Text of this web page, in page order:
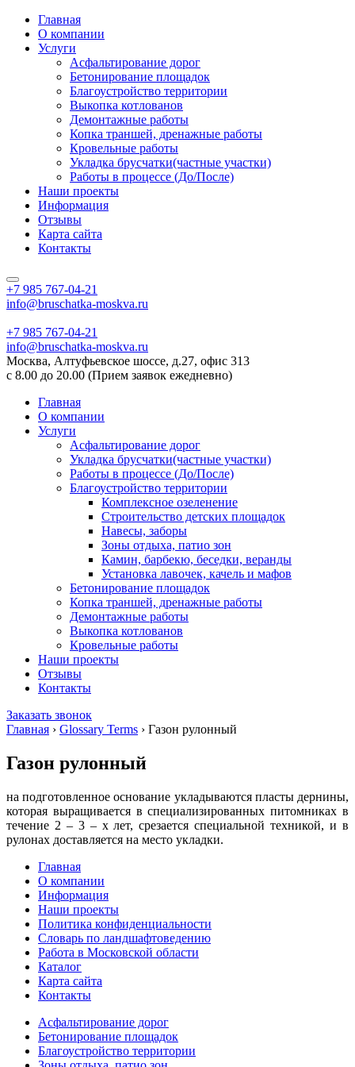
Главная
О компании
Услуги
Асфальтирование дорог
Бетонирование площадок
Благоустройство территории
Выкопка котлованов
Демонтажные работы
Копка траншей, дренажные работы
Кровельные работы
Укладка брусчатки(частные участки)
Работы в процессе (До/После)
Наши проекты
Информация
Отзывы
Карта сайта
Контакты
+7 985 767-04-21
info@bruschatka-moskva.ru
+7 985 767-04-21
info@bruschatka-moskva.ru
Москва, Алтуфьевское шоссе, д.27, офис 313
с 8.00 до 20.00 (Прием заявок ежедневно)
Главная
О компании
Услуги
Асфальтирование дорог
Укладка брусчатки(частные участки)
Работы в процессе (До/После)
Благоустройство территории
Комплексное озеленение
Строительство детских площадок
Навесы, заборы
Зоны отдыха, патио зон
Камин, барбекю, беседки, веранды
Установка лавочек, качель и мафов
Бетонирование площадок
Копка траншей, дренажные работы
Демонтажные работы
Выкопка котлованов
Кровельные работы
Наши проекты
Отзывы
Контакты
Заказать звонок
Главная › Glossary Terms › Газон рулонный
Газон рулонный
на подготовленное основание укладываются пласты дернины,
которая выращивается в специализированных питомниках в
течение 2 – 3 – х лет, срезается специальной техникой, и в
рулонах доставляется на место укладки.
Главная
О компании
Информация
Наши проекты
Политика конфиденциальности
Словарь по ландшафтоведению
Работа в Московской области
Каталог
Карта сайта
Контакты
Асфальтирование дорог
Бетонирование площадок
Благоустройство территории